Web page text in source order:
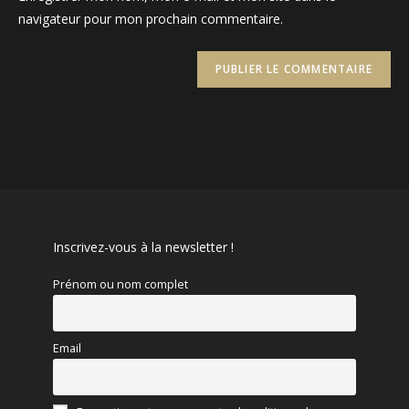
(facultatif)
navigateur pour mon prochain commentaire.
Inscrivez-vous à la newsletter !
Prénom ou nom complet
Email